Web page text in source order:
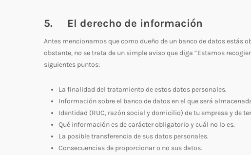
5. El derecho de información
Antes mencionamos que como dueño de un banco de datos
obstante, no se trata de un simple aviso que diga “Estamos
siguientes puntos:
La finalidad del tratamiento de estos datos personales.
Información sobre el banco de datos en el que será
Identidad (RUC, razón social y domicilio) de tu empresa y de
Qué información es de carácter obligatorio y cuál no lo es.
La posible transferencia de sus datos personales.
Consecuencias de proporcionar o no sus datos.